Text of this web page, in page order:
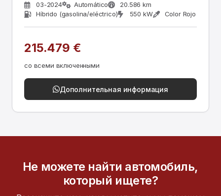
03-2024 Automático
20.586 km
Híbrido (gasolina/eléctrico)
550 kW Color Rojo
215.479 €
со всеми включенными
Дополнительная информация
Не можете найти автомобиль,
который ищете?